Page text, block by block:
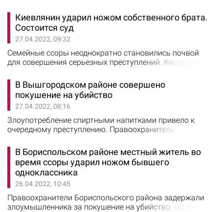
руководстве Броварской окружной прокуратуры
Киевской области заочно уведомлено о подозрении
капитана и майора мотострелковой роты 15-й бригады
2-й гвардейской общевойсковой армии Центрального
военного округа ВС РФ в жестоком обращении с
военнопленными.…
Киевлянин ударил ножом собственного брата.
Состоится суд
27.04.2022, 09:32
Семейные ссоры неоднократно становились почвой
для совершения серьезных преступлений. Киевские
отношении гражданина, который нанес ножевое
ранение собственному брату. Об этом 26 апреля
сообщили в полиции Киева. Преступление было
совершено в октябре 2022 года. В квартире на улице
Милославской врачи обнаружили 21-летнего парня с…
В Вышгородском районе совершено
покушение на убийство
27.04.2022, 08:16
Злоупотребление спиртными напитками привело к
очередному преступлению. Правоохранители
который нанес удар ножом в спину знакомому. Об
этом сообщили в полиции Киевской области
Преступление было совершено 24 апреля в селе
Катюжанка. Двое мужчин пришли в гости к приятелям
и начали распивали спиртное. Между гостями возник
конфликт, в результате…
В Бориспольском районе местный житель во
время ссоры ударил ножом бывшего
одноклассника
26.04.2022, 10:45
Правоохранители Бориспольского района задержали
злоумышленника за покушение на убийство. Об этом